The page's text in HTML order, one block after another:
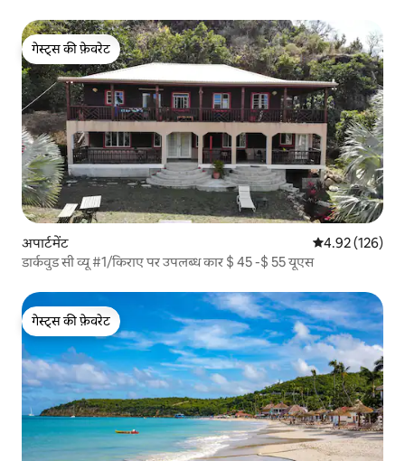
गेस्ट्स की फ़ेवरेट
गेस्ट्स की फ़ेवरेट
अपार्टमेंट औसत रेटिंग 5 में से
4.92 (126)
डार्कवुड सी व्यू #1/किराए पर उपलब्ध कार $ 45 -$ 55 यूएस
गेस्ट्स की फ़ेवरेट
गेस्ट्स की फ़ेवरेट